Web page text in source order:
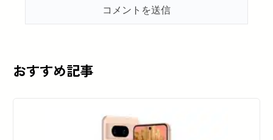
おすすめ記事